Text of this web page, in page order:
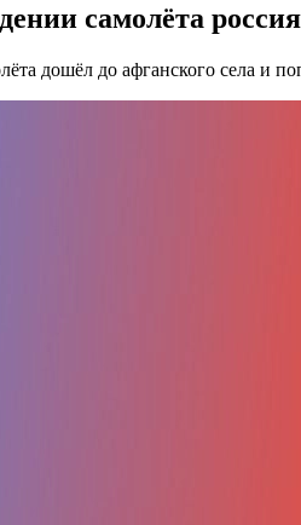
самолёта
дошёл до афганского села и